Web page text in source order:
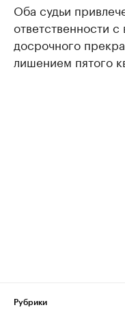
Оба судьи
ответственности
досрочного
лишением пятого
Рубрики